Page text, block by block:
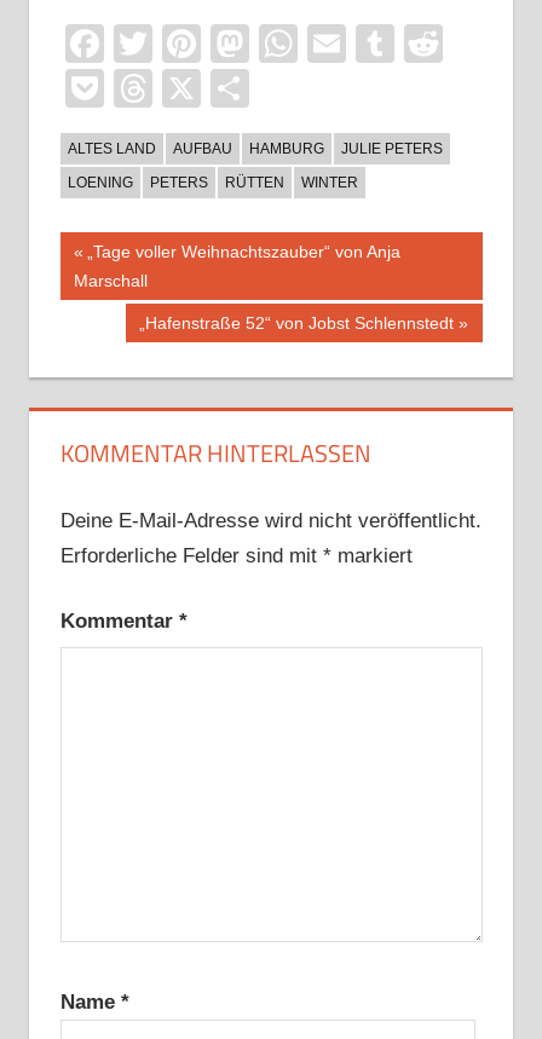
Facebook
TwitterPinterest
Mastodon
WhatsApp
EmailTumblr
PocketThreads
X
ALTES LAND AUFBAU HAMBURG
JULIE PETERS
LOENING
PETERS RÜTTEN WINTER
Beitragsnavigation
Vorheriger
Beitrag:
„Tage voller Weihnachtszauber“ von Anja
Marschall
Nächster
„Hafenstraße 52“ von Jobst Schlennstedt
KOMMENTAR HINTERLASSEN
Deine E-Mail-Adresse wird nicht veröffentlicht.
Erforderliche Felder sind mit *markiert
Kommentar *
Name *